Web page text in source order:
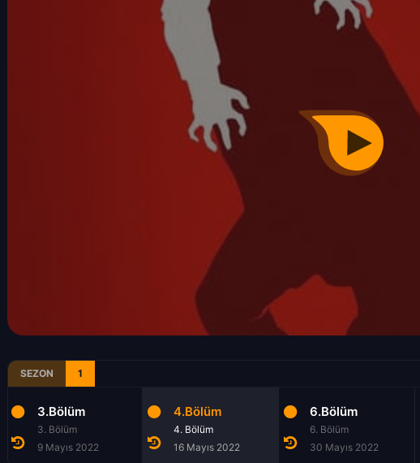
SEZON 1
3.Bölüm
3. Bölüm
9 Mayıs 2022
4.Bölüm
4. Bölüm
16 Mayıs 2022
6.Bölüm
6. Bölüm
30 Mayıs 2022